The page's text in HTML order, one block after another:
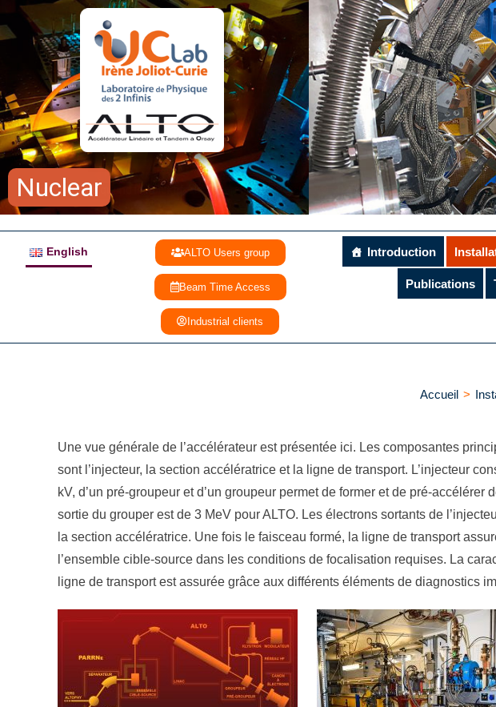
Nuclear
English ALTO Users group
Beam Time Access
Industrial clients
Introduction
Publications
Accueil >
Une vue générale de l’accélérateur est présentée ici. Les composantes
sont l’injecteur, la section accélératrice et la ligne de transport. L’injecteur
kV, d’un pré-groupeur et d’un groupeur permet de former et de pré-accélérer
sortie du grouper est de 3 MeV pour ALTO. Les électrons sortants de
la section accélératrice. Une fois le faisceau formé, la ligne de transport
l’ensemble cible-source dans les conditions de focalisation requises. La
ligne de transport est assurée grâce aux différents éléments de diagnostics